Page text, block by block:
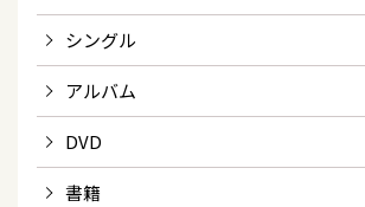
シングル
アルバム
DVD
書籍